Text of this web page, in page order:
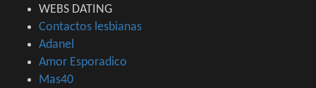
WEBS DATING
Contactos lesbianas
Adanel
Amor Esporadico
Mas40